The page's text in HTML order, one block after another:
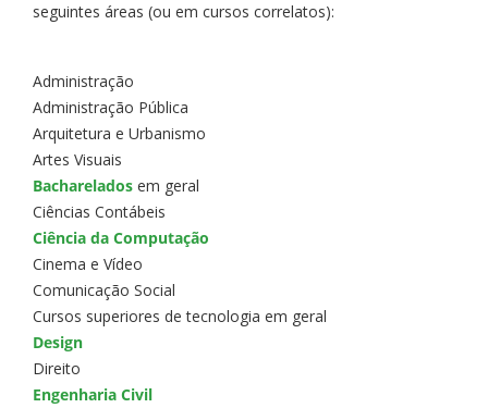
seguintes áreas (ou em cursos correlatos):
Administração
Administração Pública
Arquitetura e Urbanismo
Artes Visuais
Bacharelados em geral
Ciências Contábeis
Ciência da Computação
Cinema e Vídeo
Comunicação Social
Cursos superiores de tecnologia em geral
Design
Direito
Engenharia Civil